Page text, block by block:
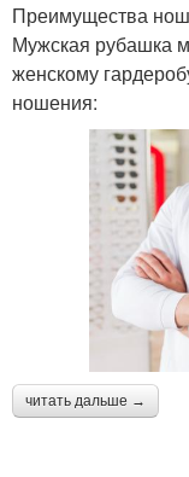
Преимущества
Мужская рубашка
женскому
ношения:
читать дальше →